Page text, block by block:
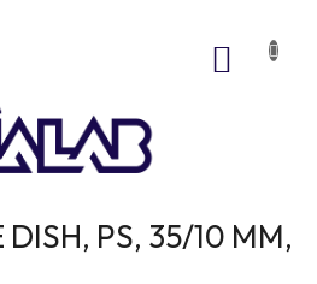
DISH, PS, 35/10 MM,